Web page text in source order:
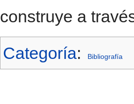
construye a
Categoría: Bibliografía